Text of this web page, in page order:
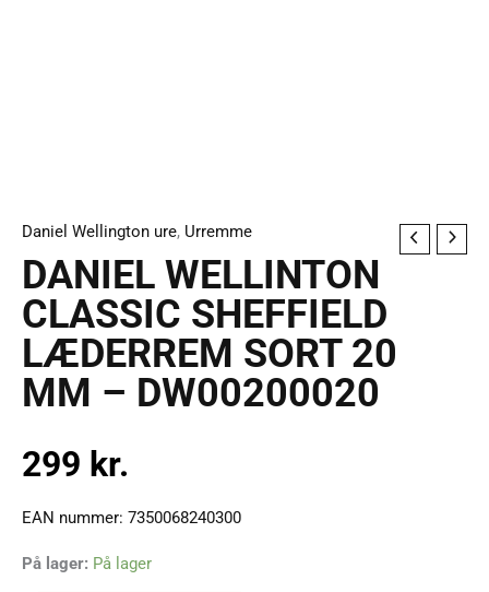
Daniel Wellington ure, Urremme
DANIEL WELLINTON
CLASSIC SHEFFIELD
LÆDERREM SORT 20
MM – DW00200020
299 kr.
EAN nummer: 7350068240300
På lager: På lager
DANIEL
WELLINTON
CLASSIC
SHEFFIELD
LÆDERREM
SORT
-